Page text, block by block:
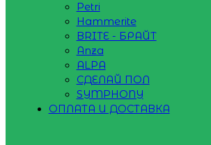
Petri
Hammerite
BRITE - БРАЙТ
Anza
ALPA
СДЕЛАЙ ПОЛ
SYMPHONY
ОПЛАТА И ДОСТАВКА